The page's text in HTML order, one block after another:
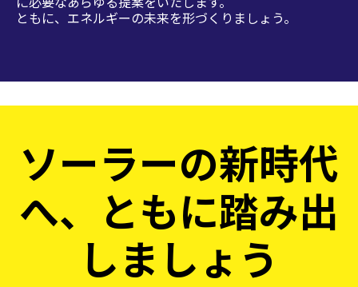
ともに、エネルギーの未来を形づくりましょう。
ともに、エネルギーの未来を形づくりましょう。
ともに、エネルギーの未来を形づくりましょう。
ともに、エネルギーの未来を形づくりましょう。
ともに、エネルギーの未来を形づくりましょう。
ともに、エネルギーの未来を形づくりましょう。
ともに、エネルギーの未来を形づくりましょう。
ともに、エネルギーの未来を形づくりましょう。
ソーラーの新時代
へ、ともに踏み出
しましょう